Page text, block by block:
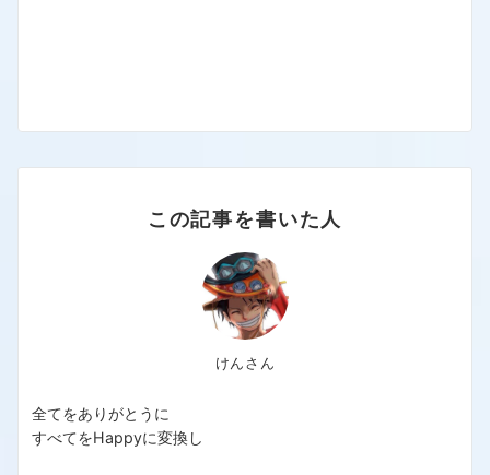
この記事を書いた人
けんさん
全てをありがとうに
すべてをHappyに変換し